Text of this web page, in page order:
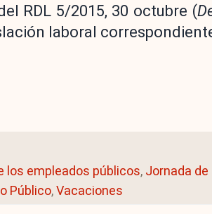
RDL 5/2015, 30 octubre (
laboral
los empleados públicos, Jornada
Público,Vacaciones